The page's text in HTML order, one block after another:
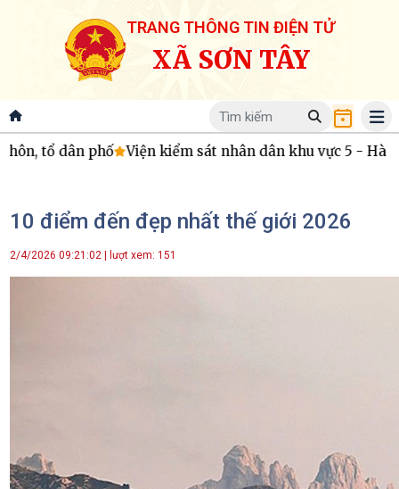
TRANG THÔNG TIN ĐIỆN TỬ
XÃ SƠN TÂY
sát nhân dân khu vực 5 - Hà Tĩnh tham gia phiên
10 điểm đến đẹp nhất thế giới 2026
2/4/2026 09:21:02 | lượt xem: 151